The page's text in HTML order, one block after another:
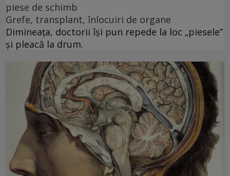
piese de schimb
Grefe, transplant, înlocuiri de organe
Dimineața, doctorii își pun repede la loc „piesele”
și pleacă la drum.